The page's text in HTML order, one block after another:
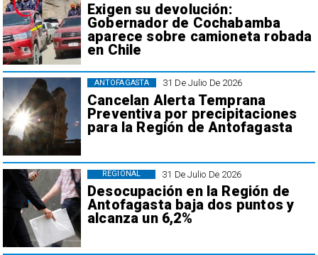
Exigen su devolución:
Gobernador de Cochabamba
aparece sobre camioneta robada
en Chile
31 De Julio De 2026
Cancelan Alerta Temprana
Preventiva por precipitaciones
para la Región de Antofagasta
ANTOFAGASTA
31 De Julio De 2026
Desocupación en la Región de
Antofagasta baja dos puntos y
alcanza un 6,2%
REGIONAL